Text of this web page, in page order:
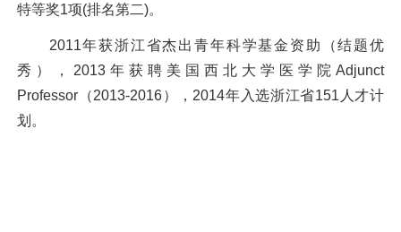
特等奖1项(排名第二)。
2011年获浙江省杰出青年科学基金资助（结题优
秀），2013年获聘美国西北大学医学院Adjunct
Professor（2013-2016），2014年入选浙江省151人才计
划。